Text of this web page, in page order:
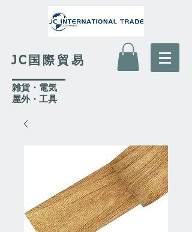
JC国際貿易
​雑貨・電気
​屋外・工具